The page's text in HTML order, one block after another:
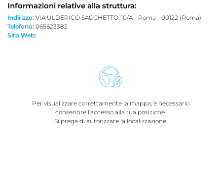
Informazioni relative alla struttura:
Indirizzo: VIA ULDERICO SACCHETTO, 10/A - Roma - 00122 (Roma)
Telefono: 065623382
Sito Web:
Per visualizzare correttamente la mappa, è necessario
consentire l'accesso alla tua posizione.
Si prega di autorizzare la localizzazione.